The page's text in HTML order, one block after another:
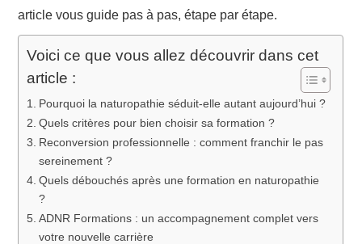
article vous guide pas à pas, étape par étape.
Voici ce que vous allez découvrir dans cet
article :
Pourquoi la naturopathie séduit-elle autant aujourd’hui ?
Quels critères pour bien choisir sa formation ?
Reconversion professionnelle : comment franchir le pas
sereinement ?
Quels débouchés après une formation en naturopathie
?
ADNR Formations : un accompagnement complet vers
votre nouvelle carrière